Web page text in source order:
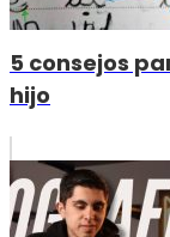
5 consejos
hijo